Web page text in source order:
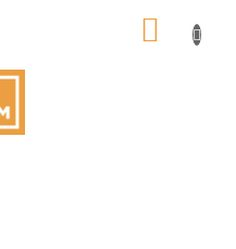
KOŠÍK